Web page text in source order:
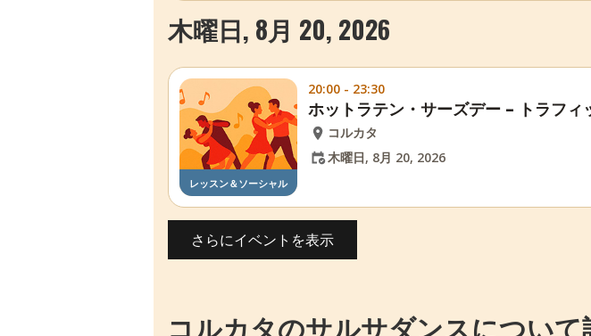
木曜日, 8月 20, 2026
レッスン＆ソーシャル
20:00 - 23:30
ホットラテン・サーズデー – トラフ
コルカタ
木曜日, 8月 20, 2026
さらにイベントを表示
コルカタのサルサダンスについて